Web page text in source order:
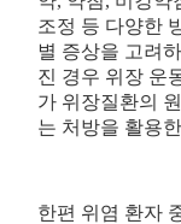
조정 등 다양한
별 증상을 고려
진 경우 위장 운
가 위장질환의
는 처방을 활용
한편 위염 환자